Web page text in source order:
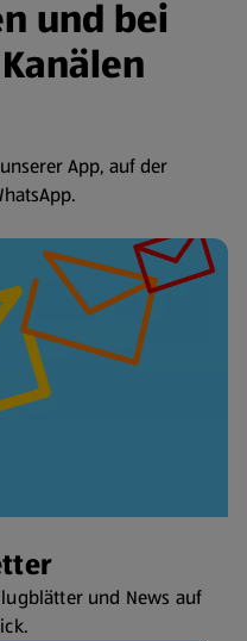
und bei
App, auf der
und News auf